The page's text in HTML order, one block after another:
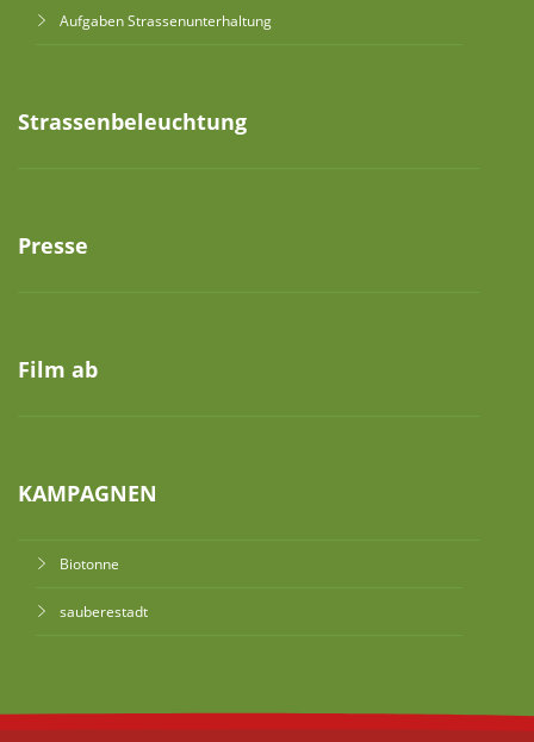
Aufgaben Strassenunterhaltung
Strassenbeleuchtung
Presse
Film ab
KAMPAGNEN
Biotonne
sauberestadt